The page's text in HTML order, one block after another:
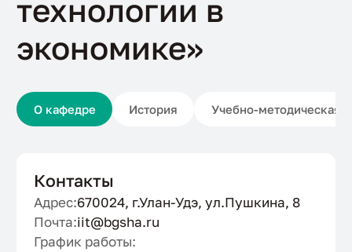
технологии в
экономике»
О кафедре История Учебно-методическая
Контакты
Адрес:670024, г.Улан-Удэ, ул.Пушкина, 8
Почта:iit@bgsha.ru
График работы: